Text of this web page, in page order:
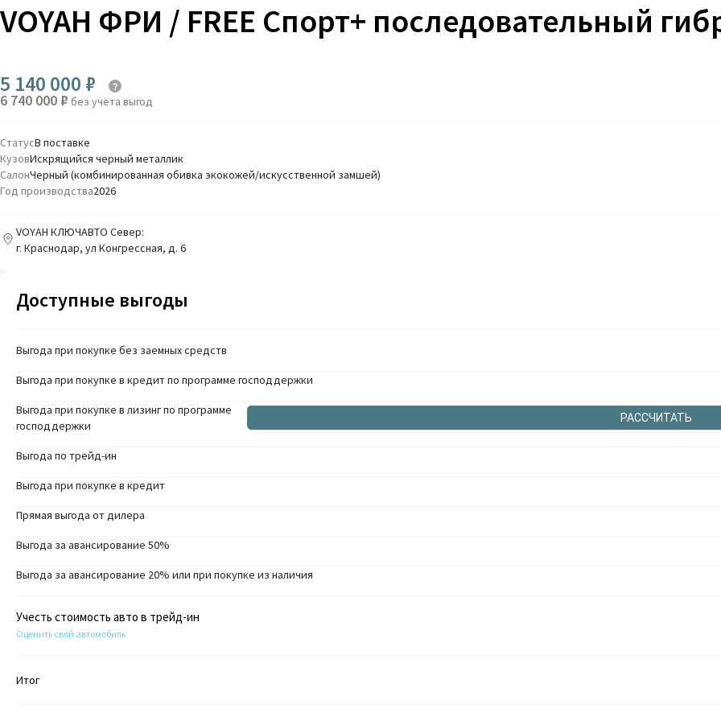
VOYAH ФРИ / FREE Спорт+ последовательный
5 140 000 ₽
6 740 000 ₽ без учёта выгод
СтатусВ поставке
КузовИскрящийся черный металлик
СалонЧерный (комбинированная обивка экокожей/искусственной замшей)
Год производства2026
VOYAH КЛЮЧАВТО Север:
г. Краснодар, ул Конгрессная, д. 6
Доступные выгоды
Выгода при покупке без заемных средств
Выгода при покупке в кредит по программе господдержки
Выгода при покупке в лизинг по программе
господдержки
РАССЧИТАТЬ
Выгода по трейд-ин
Выгода при покупке в кредит
Прямая выгода от дилера
Выгода за авансирование 50%
Выгода за авансирование 20% или при покупке из наличия
Учесть стоимость авто в трейд-ин
Оценить свой автомобиль
Итог